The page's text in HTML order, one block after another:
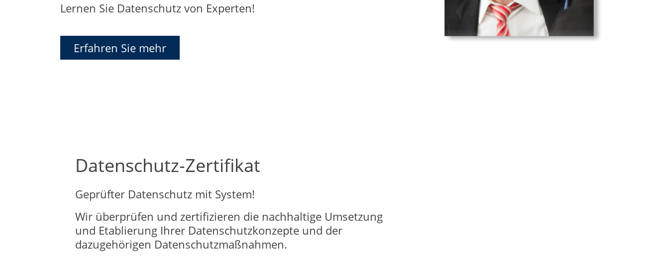
Lernen Sie Datenschutz von Experten!
Erfahren Sie mehr
Datenschutz-Zertifikat
Geprüfter Datenschutz mit System!
Wir überprüfen und zertifizieren die nachhaltige Umsetzung
und Etablierung Ihrer Datenschutzkonzepte und der
dazugehörigen Datenschutzmaßnahmen.